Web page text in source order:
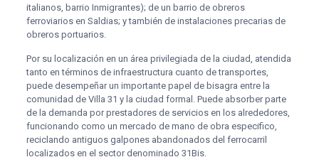
italianos, barrio Inmigrantes); de un barrio de obreros
ferroviarios en Saldias; y también de instalaciones precarias de
obreros portuarios.
Por su localización en un área privilegiada de la ciudad, atendida
tanto en términos de infraestructura cuanto de transportes,
puede desempeñar un importante papel de bisagra entre la
comunidad de Villa 31 y la ciudad formal. Puede absorber parte
de la demanda por prestadores de servicios en los alrededores,
funcionando como un mercado de mano de obra especifico,
reciclando antiguos galpones abandonados del ferrocarril
localizados en el sector denominado 31Bis.